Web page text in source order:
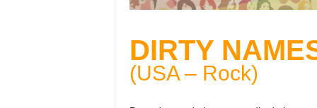
DIRTY
(USA – Rock)